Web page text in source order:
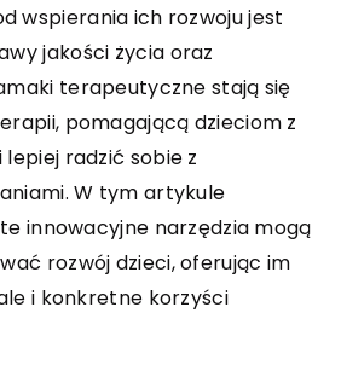
wspierania ich rozwoju jest
jakości życia oraz
terapeutyczne stają się
pomagającą dzieciom z
radzić sobie z
W tym artykule
innowacyjne narzędzia mogą
rozwój dzieci, oferując im
i konkretne korzyści